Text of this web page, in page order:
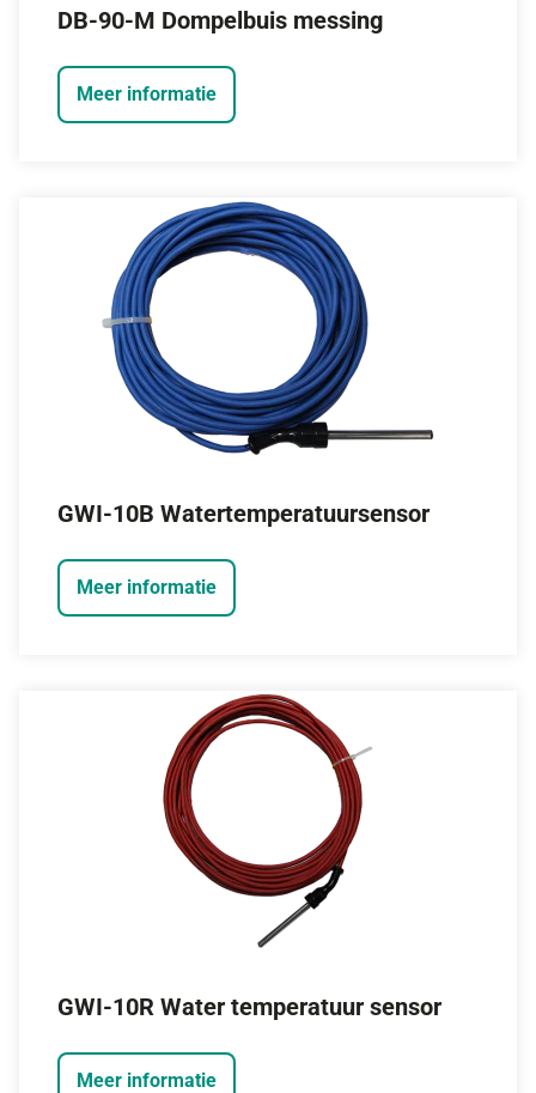
DB-90-M Dompelbuis messing
Meer informatie
GWI-10B Watertemperatuursensor
Meer informatie
GWI-10R Water temperatuur sensor
Meer informatie